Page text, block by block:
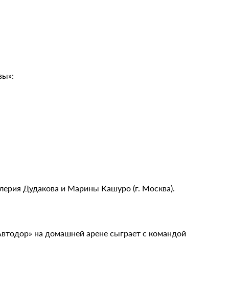
Дудакова и Марины Кашуро (г. Москва).
на домашней арене сыграет с командой